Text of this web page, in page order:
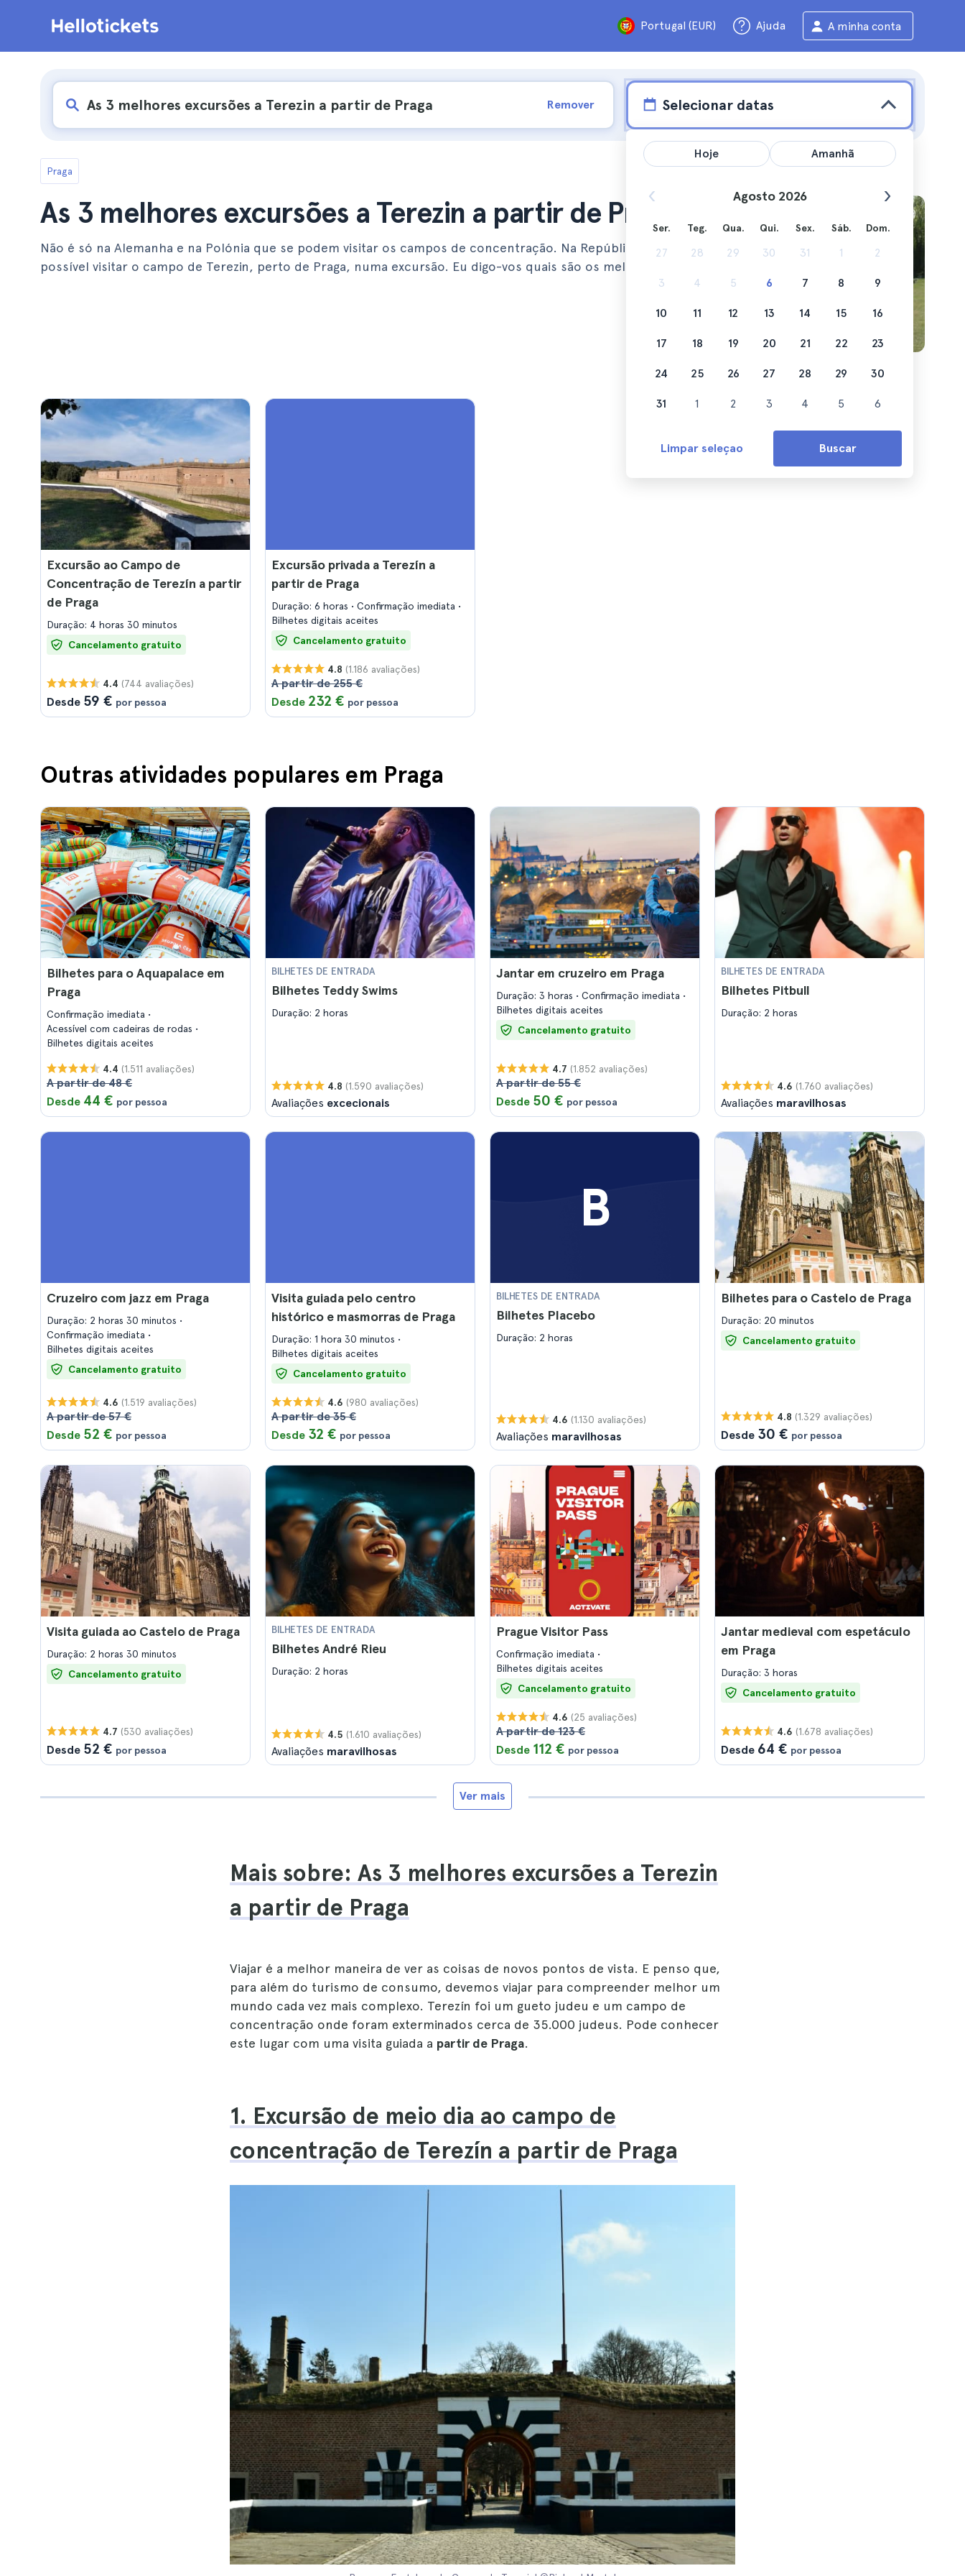
Portugal (EUR) Ajuda A minha conta
Remover Selecionar datas
Praga
As 3 melhores excursões a Terezin a partir de Praga
Não é só na Alemanha e na Polónia que se podem visitar os campos de concentração. Na República Checa, é
possível visitar o campo de Terezin, perto de Praga, numa excursão. Eu digo-vos quais são os melhores.
Excursão ao Campo de
Concentração de Terezín a partir
de Praga
Duração: 4 horas 30 minutos
Cancelamento gratuito
4.4 (744 avaliações)
Desde 59 € por pessoa
Excursão privada a Terezín a
partir de Praga
Duração: 6 horas
Confirmação imediata
Bilhetes digitais aceites
Cancelamento gratuito
4.8 (1.186 avaliações)
A partir de 255 €
Desde 232 € por pessoa
Outras atividades populares em Praga
Bilhetes para o Aquapalace em
Praga
Confirmação imediata
Acessível com cadeiras de rodas
Bilhetes digitais aceites
4.4 (1.511 avaliações)
A partir de 48 €
Desde 44 € por pessoa
BILHETES DE ENTRADA
Bilhetes Teddy Swims
Duração: 2 horas
4.8 (1.590 avaliações)
Avaliações excecionais
Jantar em cruzeiro em Praga
Duração: 3 horas
Confirmação imediata
Bilhetes digitais aceites
Cancelamento gratuito
4.7 (1.852 avaliações)
A partir de 55 €
Desde 50 € por pessoa
BILHETES DE ENTRADA
Bilhetes Pitbull
Duração: 2 horas
4.6 (1.760 avaliações)
Avaliações maravilhosas
Cruzeiro com jazz em Praga
Duração: 2 horas 30 minutos
Confirmação imediata
Bilhetes digitais aceites
Cancelamento gratuito
4.6 (1.519 avaliações)
A partir de 57 €
Desde 52 € por pessoa
Visita guiada pelo centro
histórico e masmorras de Praga
Duração: 1 hora 30 minutos
Bilhetes digitais aceites
Cancelamento gratuito
4.6 (980 avaliações)
A partir de 35 €
Desde 32 € por pessoa
B
BILHETES DE ENTRADA
Bilhetes Placebo
Duração: 2 horas
4.6 (1.130 avaliações)
Avaliações maravilhosas
Bilhetes para o Castelo de Praga
Duração: 20 minutos
Cancelamento gratuito
4.8 (1.329 avaliações)
Desde 30 € por pessoa
Visita guiada ao Castelo de Praga
Duração: 2 horas 30 minutos
Cancelamento gratuito
4.7 (530 avaliações)
Desde 52 € por pessoa
BILHETES DE ENTRADA
Bilhetes André Rieu
Duração: 2 horas
4.5 (1.610 avaliações)
Avaliações maravilhosas
Prague Visitor Pass
Confirmação imediata
Bilhetes digitais aceites
Cancelamento gratuito
4.6 (25 avaliações)
A partir de 123 €
Desde 112 € por pessoa
Jantar medieval com espetáculo
em Praga
Duração: 3 horas
Cancelamento gratuito
4.6 (1.678 avaliações)
Desde 64 € por pessoa
Ver mais
Mais sobre: As 3 melhores excursões a Terezin
a partir de Praga
Viajar é a melhor maneira de ver as coisas de novos pontos de vista. E penso que,
para além do turismo de consumo, devemos viajar para compreender melhor um
mundo cada vez mais complexo. Terezín foi um gueto judeu e um campo de
concentração onde foram exterminados cerca de 35.000 judeus. Pode conhecer
este lugar com uma visita guiada a partir de Praga.
1. Excursão de meio dia ao campo de
concentração de Terezín a partir de Praga
Hoje Amanhã
Agosto 2026
Ser. Teg. Qua. Qui. Sex. Sáb. Dom.
27 28 29 30 31 1 2
3 4 5 6 7 8 9
10 11 12 13 14 15 16
17 18 19 20 21 22 23
24 25 26 27 28 29 30
31 1 2 3 4 5 6
Limpar seleçao Buscar